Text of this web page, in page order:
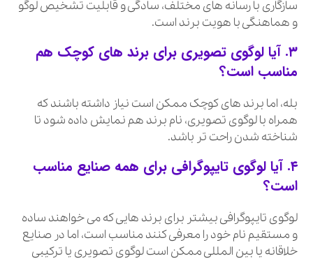
سازگاری با رسانه های مختلف، سادگی و قابلیت تشخیص لوگو
و هماهنگی با هویت برند است.
۳. آیا لوگوی تصویری برای برند های کوچک هم
مناسب است؟
بله، اما برند های کوچک ممکن است نیاز داشته باشند که
همراه با لوگوی تصویری، نام برند هم نمایش داده شود تا
شناخته شدن راحت تر باشد.
۴. آیا لوگوی تایپوگرافی برای همه صنایع مناسب
است؟
لوگوی تایپوگرافی بیشتر برای برند هایی که می خواهند ساده
و مستقیم نام خود را معرفی کنند مناسب است، اما در صنایع
خلاقانه یا بین المللی ممکن است لوگوی تصویری یا ترکیبی